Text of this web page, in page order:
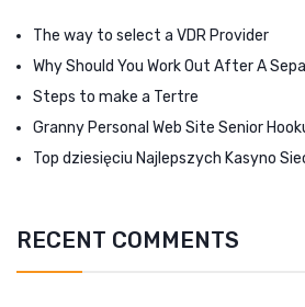
The way to select a VDR Provider
Why Should You Work Out After A
Steps to make a Tertre
Granny Personal Web Site Senior
Top dziesięciu Najlepszych Kasyno
RECENT COMMENTS